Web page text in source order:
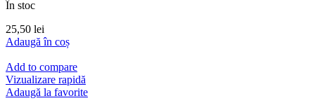
În stoc
25,50 lei
Adaugă în coș
Add to compare
Vizualizare rapidă
Adaugă la favorite